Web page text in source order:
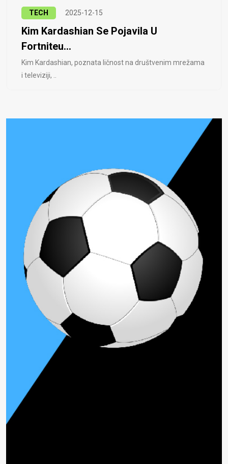
TECH 2025-12-15
Kim Kardashian Se Pojavila U
Fortniteu...
Kim Kardashian, poznata ličnost na društvenim mrežama
i televiziji, ..